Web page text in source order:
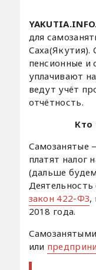
для
Саха(Якутия).
пенсионные и
уплачивают
ведут учёт
отчётность.
Кто
Самозанятые
платят налог
(дальше
закон 422-ФЗ,
2018 года.
или